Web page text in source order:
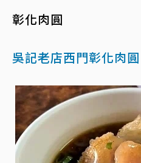
彰化肉圓
吳記老店西門彰化肉圓